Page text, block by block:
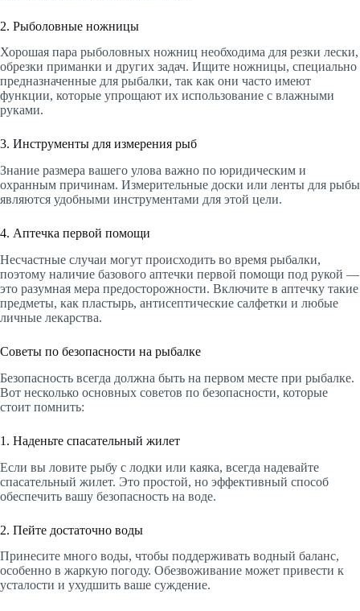
2. Рыболовные ножницы
Хорошая пара рыболовных ножниц необходима для резки лески,
обрезки приманки и других задач. Ищите ножницы, специально
предназначенные для рыбалки, так как они часто имеют
функции, которые упрощают их использование с влажными
руками.
3. Инструменты для измерения рыб
Знание размера вашего улова важно по юридическим и
охранным причинам. Измерительные доски или ленты для рыбы
являются удобными инструментами для этой цели.
4. Аптечка первой помощи
Несчастные случаи могут происходить во время рыбалки,
поэтому наличие базового аптечки первой помощи под рукой —
это разумная мера предосторожности. Включите в аптечку такие
предметы, как пластырь, антисептические салфетки и любые
личные лекарства.
Советы по безопасности на рыбалке
Безопасность всегда должна быть на первом месте при рыбалке.
Вот несколько основных советов по безопасности, которые
стоит помнить:
1. Наденьте спасательный жилет
Если вы ловите рыбу с лодки или каяка, всегда надевайте
спасательный жилет. Это простой, но эффективный способ
обеспечить вашу безопасность на воде.
2. Пейте достаточно воды
Принесите много воды, чтобы поддерживать водный баланс,
особенно в жаркую погоду. Обезвоживание может привести к
усталости и ухудшить ваше суждение.